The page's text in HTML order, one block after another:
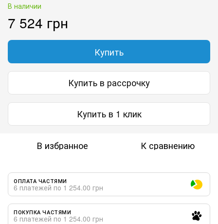
В наличии
7 524 грн
Купить
Купить в рассрочку
Купить в 1 клик
В избранное К сравнению
ОПЛАТА ЧАСТЯМИ
6 платежей по 1 254.00 грн
ПОКУПКА ЧАСТЯМИ
6 платежей по 1 254.00 грн